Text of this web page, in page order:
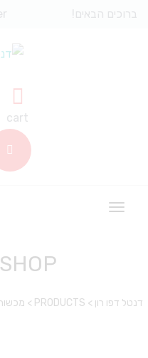
ברוכים הבאים!
cart
דנטל דפו רון >
PRODUCTS
> מכשור